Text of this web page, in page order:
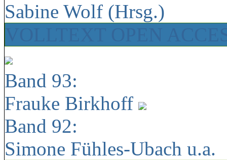
Sabine Wolf (Hrsg.)
Band 93:
Frauke Birkhoff
Band 92:
Simone Fühles-Ubach u.a.